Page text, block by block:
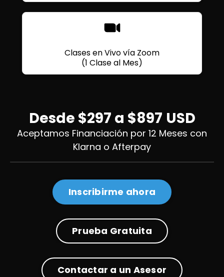
Clases en Vivo vía Zoom
(1 Clase al Mes)
Desde $297 a $897 USD
Aceptamos Financiación por 12 Meses con
Klarna o Afterpay
Inscribirme ahora
Prueba Gratuita
Contactar a un Asesor